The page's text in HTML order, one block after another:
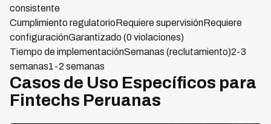
consistente
Cumplimiento regulatorioRequiere supervisiónRequiere
configuraciónGarantizado (0 violaciones)
Tiempo de implementaciónSemanas (reclutamiento)2-3
semanas1-2 semanas
Casos de Uso Específicos para
Fintechs Peruanas